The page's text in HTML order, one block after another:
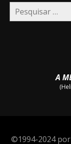
Pesquisar
por:
A
©1994-2024